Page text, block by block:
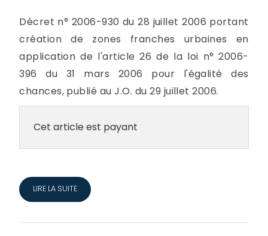
Décret n° 2006-930 du 28 juillet 2006 portant
création de zones franches urbaines en
application de l'article 26 de la loi n° 2006-
396 du 31 mars 2006 pour l'égalité des
chances, publié au J.O. du 29 juillet 2006.
Cet article est payant
LIRE LA SUITE